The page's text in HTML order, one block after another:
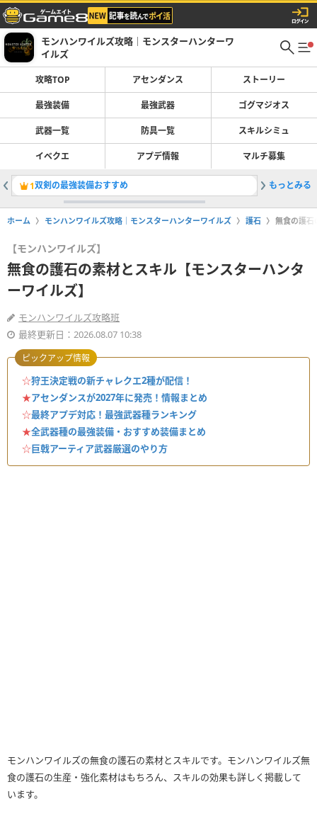
モンハンワイルズ攻略｜モンスターハンターワ
イルズ
攻略TOP アセンダンス ストーリー
最強装備 最強武器 ゴグマジオス
武器一覧 防具一覧 スキルシミュ
イベクエ アプデ情報 マルチ募集
1双剣の最強装備おすすめ 2最強武
もっとみる
ホーム モンハンワイルズ攻略｜モンスターハンターワイルズ 護石 無食の護石
【モンハンワイルズ】
無食の護石の素材とスキル【モンスターハンタ
ーワイルズ】
モンハンワイルズ攻略班
最終更新日：2026.08.07 10:38
☆狩王決定戦の新チャレクエ2種が配信！
★アセンダンスが2027年に発売！情報まとめ
☆最終アプデ対応！最強武器種ランキング
★全武器種の最強装備・おすすめ装備まとめ
☆巨戟アーティア武器厳選のやり方
ピックアップ情報
モンハンワイルズの無食の護石の素材とスキルです。モンハンワイルズ無
食の護石の生産・強化素材はもちろん、スキルの効果も詳しく掲載して
います。